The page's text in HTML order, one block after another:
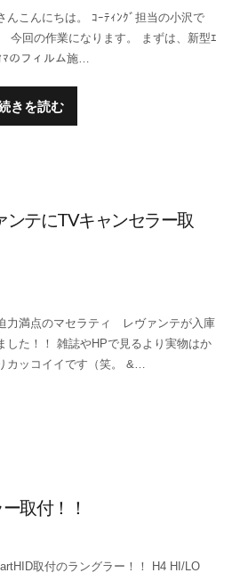
んこんにちは。 ｺｰﾃｨﾝｸﾞ担当の小沢で
今回の作業になります。 まずは、新型ｴ
ﾏのフィルム施…
きを読む
テにTVキャンセラー取
力満点のマセラティ レヴァンテが入庫
した！！ 雑誌やHPで見るより実物はか
カッコイイです（笑。 &…
取付！！
取付のラングラー！！ H4 HI/LO